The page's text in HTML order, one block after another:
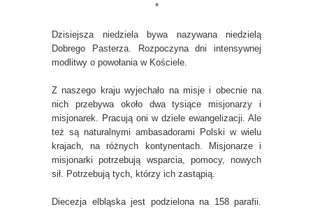
*
Dzisiejsza niedziela bywa nazywana niedzielą
Dobrego Pasterza. Rozpoczyna dni intensywnej
modlitwy o powołania w Kościele.
Z naszego kraju wyjechało na misje i obecnie na
nich przebywa około dwa tysiące misjonarzy i
misjonarek. Pracują oni w dziele ewangelizacji. Ale
też są naturalnymi ambasadorami Polski w wielu
krajach, na różnych kontynentach. Misjonarze i
misjonarki potrzebują wsparcia, pomocy, nowych
sił. Potrzebują tych, którzy ich zastąpią.
Diecezja elbląska jest podzielona na 158 parafii.